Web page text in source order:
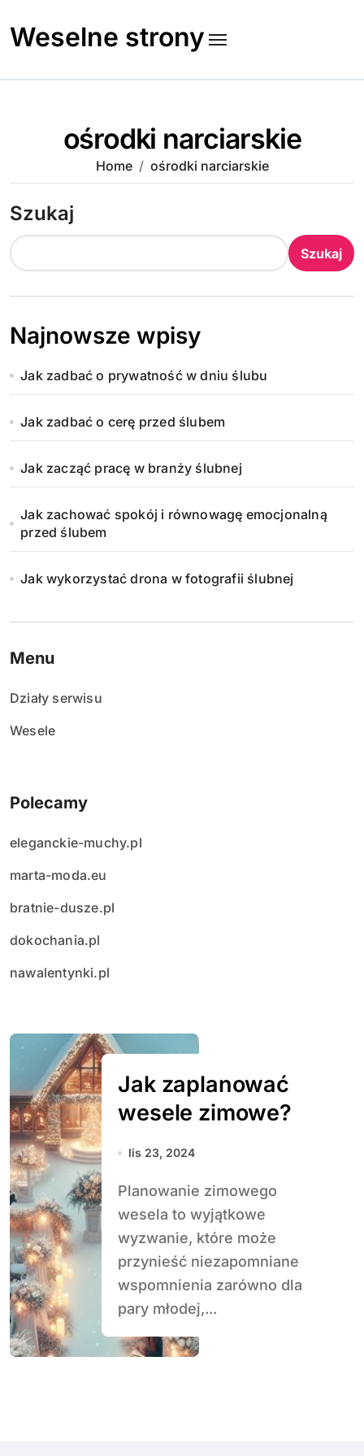
to
content
Weselne strony
ośrodki narciarskie
Home ośrodki narciarskie
Szukaj
Szukaj
Najnowsze wpisy
Jak zadbać o prywatność w dniu ślubu
Jak zadbać o cerę przed ślubem
Jak zacząć pracę w branży ślubnej
Jak zachować spokój i równowagę emocjonalną
przed ślubem
Jak wykorzystać drona w fotografii ślubnej
Menu
Działy serwisu
Wesele
Polecamy
eleganckie-muchy.pl
marta-moda.eu
bratnie-dusze.pl
dokochania.pl
nawalentynki.pl
Jak zaplanować
wesele zimowe?
lis 23, 2024
Planowanie zimowego
wesela to wyjątkowe
wyzwanie, które może
przynieść niezapomniane
wspomnienia zarówno dla
pary młodej,...